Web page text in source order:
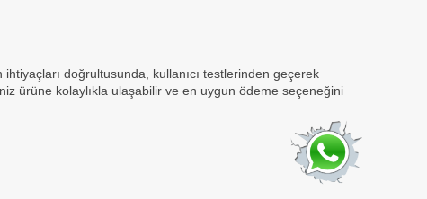
doğrultusunda, kullanıcı testlerinden geçerek
ürüne kolaylıkla ulaşabilir ve en uygun ödeme seçeneğini